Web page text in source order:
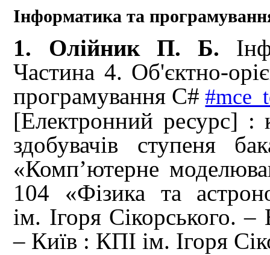
Інформатика та
1. Олійник П. Б.
Частина 4. Об'єктно-
програмування С#
[Електронний ресурс] :
здобувачів ступеня
«Комп’ютерне
104 «Фізика та
ім. Ігоря Сікорського.
– Київ : КПІ ім. Ігоря